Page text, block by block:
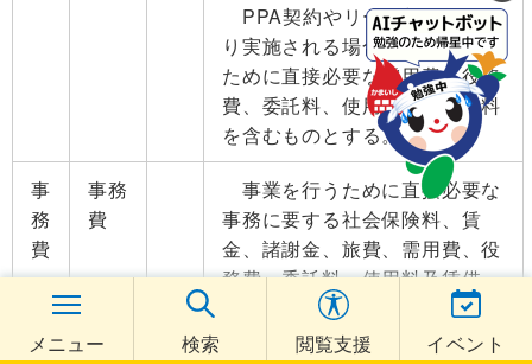
メニュー 検索 閲覧支援 イベント
PPA契約やリース契約等によ
り実施される場合、事業を行う
ために直接必要な需用費、役務
費、委託料、使用料及び賃借料
を含むものとする。
事
務
費
事務
費
事業を行うために直接必要な
事務に要する社会保険料、賃
金、諸謝金、旅費、需用費、役
務費、委託料、使用料及賃借
料、消耗品費及び備品購入費を